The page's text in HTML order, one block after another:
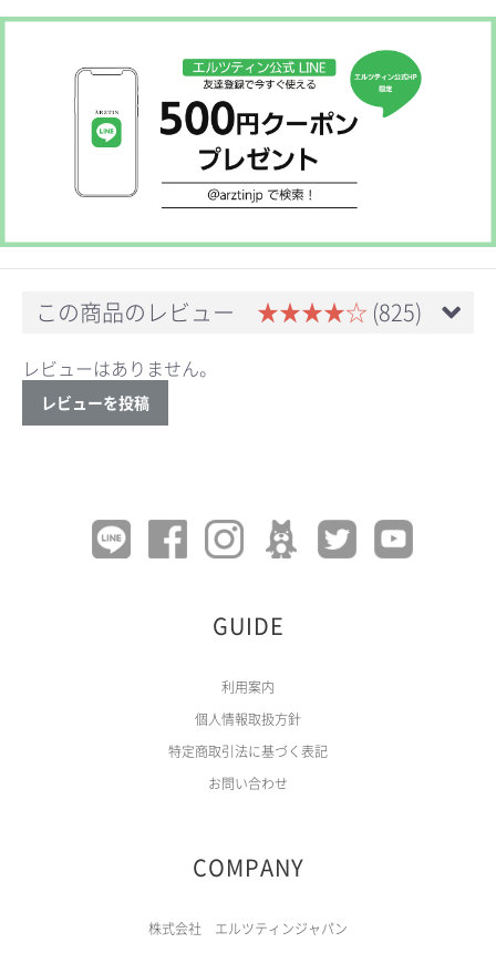
お買い物を続ける カートへ進む
この商品のレビュー ★★★★☆ (825)
レビューはありません。
レビューを投稿
GUIDE
利用案内
個人情報取扱方針
特定商取引法に基づく表記
お問い合わせ
COMPANY
株式会社 エルツティンジャパン